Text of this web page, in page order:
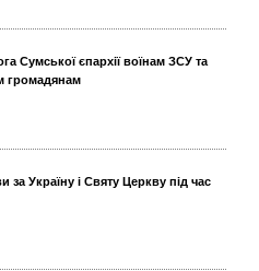
Сумської єпархії воїнам ЗСУ та
громадянам
за Україну і Святу Церкву під час